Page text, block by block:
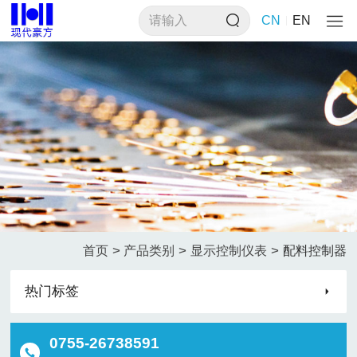
CN EN
首页 > 产品类别 > 显示控制仪表 > 配料控制器
热门标签
0755-26738591